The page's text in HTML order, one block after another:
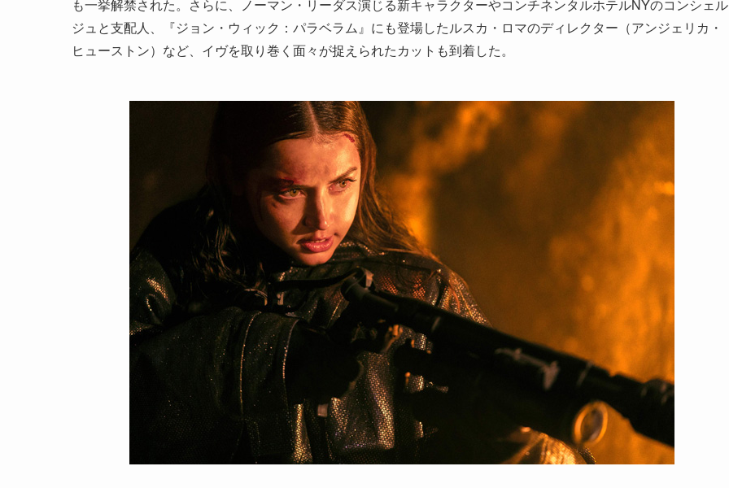
も一挙解禁された。さらに、ノーマン・リーダス演じる新キャラクターやコンチネンタルホテルNYのコンシェル
ジュと支配人、『ジョン・ウィック：パラベラム』にも登場したルスカ・ロマのディレクター（アンジェリカ・
ヒューストン）など、イヴを取り巻く面々が捉えられたカットも到着した。